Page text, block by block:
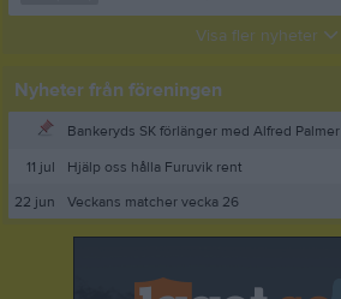
Visa fler nyheter
Nyheter från föreningen
Bankeryds SK förlänger med Alfred Palmer
11 jul
Hjälp oss hålla Furuvik rent
22 jun
Veckans matcher vecka 26